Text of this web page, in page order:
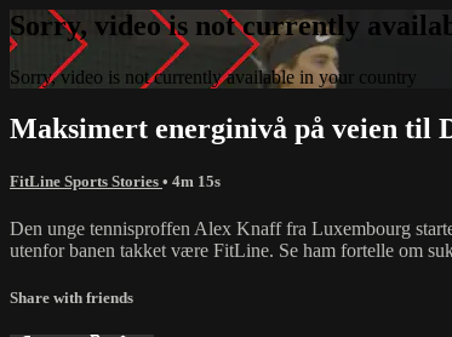
Sorry, video is not currently
Sorry, video is not currently available in your country
Maksimert energinivå på veien til
FitLine Sports Stories • 4m 15s
Den unge tennisproffen Alex Knaff fra Luxembourg
utenfor banen takket være FitLine. Se ham fortelle om
Share with friends